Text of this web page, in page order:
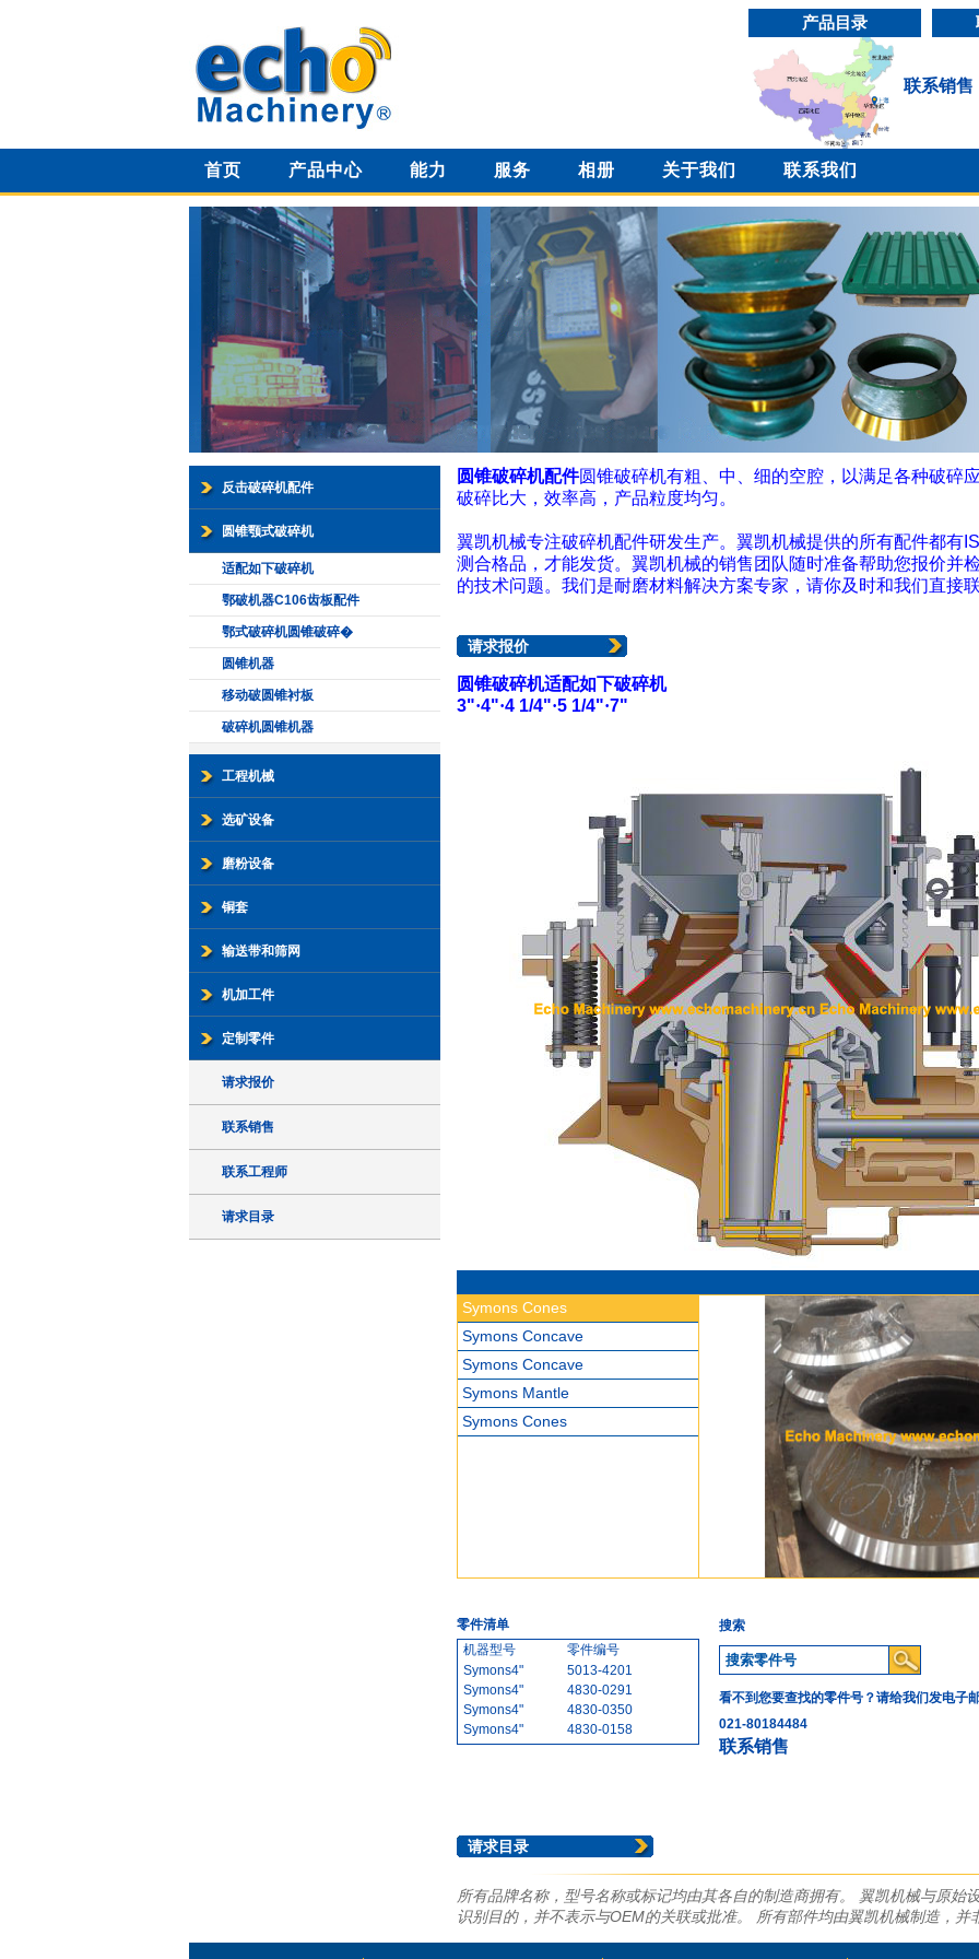
产品目录
联系销售
首页 产品中心 能力 服务 相册 关于我们 联系我们
反击破碎机配件
圆锥颚式破碎机
适配如下破碎机
鄂破机器C106齿板配件
鄂式破碎机圆锥破碎�
圆锥机器
移动破圆锥衬板
破碎机圆锥机器
工程机械
选矿设备
磨粉设备
铜套
输送带和筛网
机加工件
定制零件
请求报价
联系销售
联系工程师
请求目录
圆锥破碎机配件圆锥破碎机有粗、中、细的空腔，以满足各种破碎
破碎比大，效率高，产品粒度均匀。
翼凯机械专注破碎机配件研发生产。翼凯机械提供的所有配件都有
测合格品，才能发货。 翼凯机械的销售团队随时准备帮助您报价并
的技术问题。我们是耐磨材料解决方案专家，请你及时和我们直接
请求报价
圆锥破碎机适配如下破碎机
3"·4"·4 1/4"·5 1/4"·7"
Symons Cones
Symons Concave
Symons Concave
Symons Mantle
Symons Cones
零件清单
机器型号
零件编号
Symons4"
5013-4201
Symons4"
4830-0291
Symons4"
4830-0350
Symons4"
4830-0158
Symons4 1/4"
5013-4551
Symons4 1/4"
Symons5 1/5"
4830-6501
Symons5 1/5"
4830-6771
Symons5 1/5"
4830-5421
Symons5 1/5"
4830-5556
搜索
看不到您要查找的零件号？请给我们发电子
021-80184484
联系销售
请求目录
所有品牌名称，型号名称或标记均由其各自的制造商拥有。 翼凯机械与原始
识别目的，并不表示与OEM的关联或批准。 所有部件均由翼凯机械制造，